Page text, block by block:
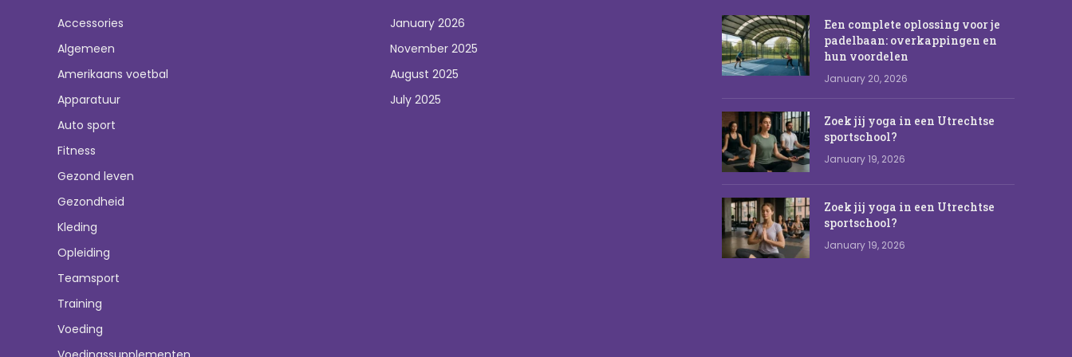
Accessories
Algemeen
Amerikaans voetbal
Apparatuur
Auto sport
Fitness
Gezond leven
Gezondheid
Kleding
Opleiding
Teamsport
Training
Voeding
January 2026
November 2025
August 2025
July 2025
Een complete oplossing voor je
padelbaan: overkappingen en
hun voordelen
January 20, 2026
Zoek jij yoga in een Utrechtse
sportschool?
January 19, 2026
Zoek jij yoga in een Utrechtse
sportschool?
January 19, 2026